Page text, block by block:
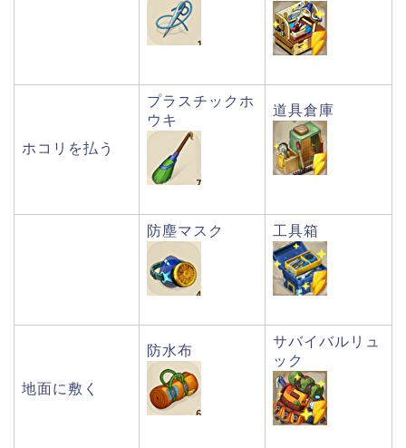
ホコリを払う
プラスチックホ
ウキ
道具倉庫
防塵マスク 工具箱
地面に敷く
防水布
サバイバルリュ
ック